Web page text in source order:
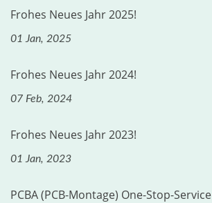
Frohes Neues Jahr 2025!
01 Jan, 2025
Frohes Neues Jahr 2024!
07 Feb, 2024
Frohes Neues Jahr 2023!
01 Jan, 2023
PCBA (PCB-Montage) One-Stop-Service